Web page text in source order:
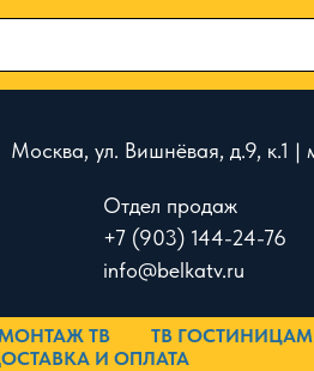
Москва, ул. Вишнёвая, д.9, к.1 |
Отдел продаж
+7 (903) 144-24-76
info@belkatv.ru
ТВ ТВ
И ОПЛАТА